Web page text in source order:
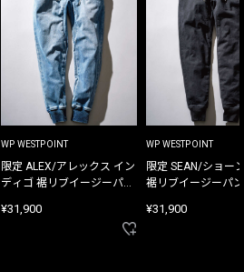
WP WESTPOINT
限定 ALEX/アレックス イン
ディゴ 裾リブイージーパン
¥31,900
WP WESTPOINT
限定 SEAN/ショー
裾リブイージーパ
¥31,900